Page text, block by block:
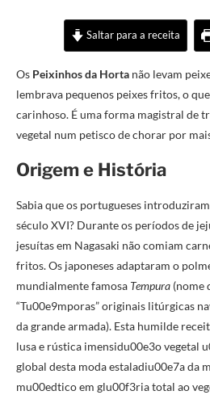
Saltar para a receita
Os Peixinhos da Horta não levam
lembrava pequenos peixes fritos, o
carinhoso. É uma forma magistral de
vegetal num petisco de chorar por
Origem e História
Sabia que os portugueses
século XVI? Durante os períodos de
jesuítas em Nagasaki não comiam
fritos. Os japoneses adaptaram o
mundialmente famosa Tempura (nome
“Tu00e9mporas” originais litúrgicas
da grande armada). Esta humilde
lusa e rústica imensidu00e3o vegetal
global desta moda estaladiu00e7a da
mu00edtico em glu00f3ria total ao